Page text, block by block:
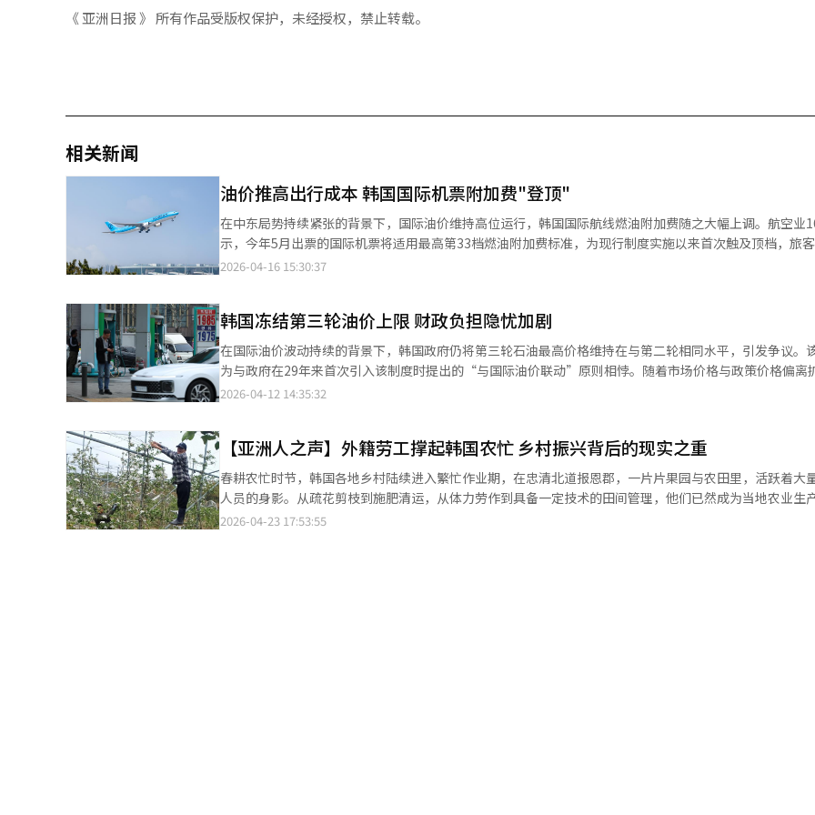
《 亚洲日报 》 所有作品受版权保护，未经授权，禁止转载。
相关新闻
油价推高出行成本 韩国国际机票附加费"登顶"
在中东局势持续紧张的背景下，国际油价维持高位运行，韩国国际航线燃油附加费随之大幅上调。航空业
示，今年5月出票的国际机票将适用最高第33档燃油附加费标准，为现行制度实施以来首次触及顶档，旅
明显上升。 5月计价基准——3月16日至4月15日新加坡航油均价（MOPS）达每加仑511.21美分（每桶214.71美
关附加费。大韩航空率先公布方案，5月国际航线燃油附加费（单程）将由4月的4.2万至30.3万韩元（约合
元至1403元），上调至7.5万至56.4万韩元。其中，短途航线附加费为7.5万韩元，远程航线最高达56.4万
美航线为例，往返附加费较本月最高增加约50万韩元。与3月的1.35万至9.9万韩元区间相比，整体涨幅已
业内预计，韩亚航空以及济州航空、德威航空等低成本航空公司也将陆续公布5月附加费标准，整体涨幅预
著。根据现行规则，燃油附加费按出票日期计算，4月内购票仍可适用较低标准，而出票后无论油价涨跌均
者负担，可能对出境游需求形成抑制。航空公司亦面临两难局面：一方面需通过附加费对冲高油价带来的成
另一方面又担忧票价上涨削弱客流恢复势头。 业内人士表示，即便后续地缘冲突有所缓解，国际油价短期内大幅回落
的可能性仍然有限，航空运输市场的不确定性依然较高。在此背景下，市场亦呼吁出台相关政策，以缓解
力并稳定出行需求。 大韩航空客机【照片来源 韩联社】
2026-04-16 15:30:37
韩国冻结第三轮油价上限 财政负担隐忧加剧
在国际油价波动持续的背景下，韩国政府仍将第三轮石油最高价格维持在与第二轮相同水平，引发争议。
为与政府在29年来首次引入该制度时提出的“与国际油价联动”原则相悖。随着市场价格与政策价格偏离
成本最终可能转化为财政负担的担忧正在加剧。 据业内12日消息，从近期国际油价走势来看，第三轮最高价格原本
但用于计算的两周平均涨幅仍处于较高水平。 然而，政府出于减轻民生负担的考虑，未对最高价格作出调整。根据
10日0时起实施的第三轮价格，汽油、柴油和煤油分别维持在每升1934韩元（约合人民币8.9元）、1923
韩元。其中，柴油涨幅虽超过20%，但政府以保护货车司机、快递员及农渔民等群体为由，决定暂不调整
通商资源部相关负责人表示，近期油价波动加剧，加之能源价格对物价影响较大，因此作出维持现行水平的
过，有观点指出，柴油价格冻结的受益对象不仅限于生计型群体，也包括大型SUV或进口车车主，政策精准
2026-04-12 14:35:32
【亚洲人之声】外籍劳工撑起韩国农忙 乡村振兴背后的现实之重
春耕农忙时节，韩国各地乡村陆续进入繁忙作业期，在忠清北道报恩郡，一片片果园与农田里，活跃着大
人员的身影。从疏花剪枝到施肥清运，从体力劳作到具备一定技术的田间管理，他们已然成为当地农业生
缺的力量，也折射出韩国农村日趋严峻的人力短缺困境。 作为人口仅三万余人的县域，报恩郡今年计划引入老挝、越
2026-04-23 17:53:55